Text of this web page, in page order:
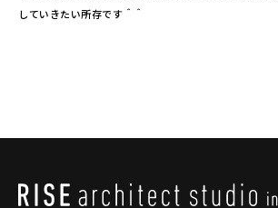
していきたい所存です＾＾